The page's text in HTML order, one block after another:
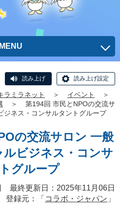
MENU
読み上げ 読み上げ設定
ラミラネット ＞ イベント
＞
＞
第194回 市民とNPOの交流サ
ジネス・コンサルタントグループ
の交流サロン 一般
ルビジネス・コンサ
グループ
最終更新日：2025年11月06日
登録元：「 コラボ・ジャパン 」